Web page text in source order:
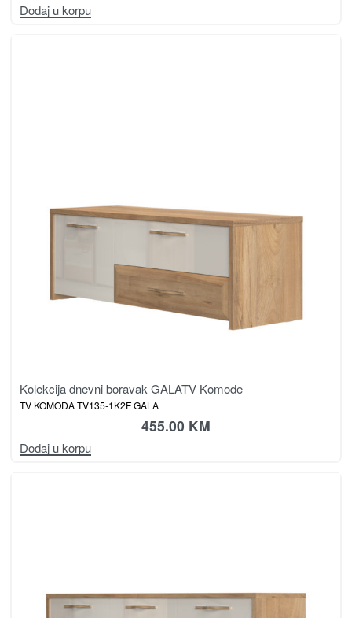
Dodaj u korpu
Kolekcija dnevni boravak GALATV Komode
TV KOMODA TV135-1K2F GALA
455.00 KM
Dodaj u korpu